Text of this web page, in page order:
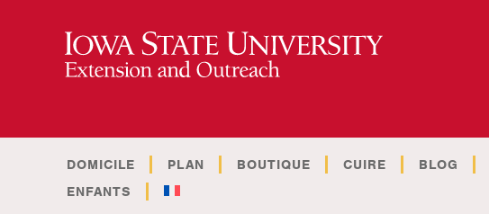
DOMICILE PLAN BOUTIQUE CUIRE BLOG
ENFANTS